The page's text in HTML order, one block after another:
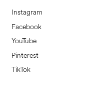
Instagram
Facebook
YouTube
Pinterest
TikTok